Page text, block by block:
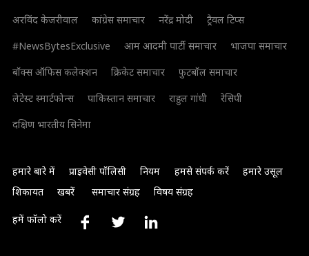
अरविंद केजरीवाल कांग्रेस समाचार नरेंद्र मोदी
ट्रैवल टिप्स
#NewsBytesExclusive
आम आदमी पार्टी समाचार
भाजपा समाचार
बॉक्स ऑफिस कलेक्शन
क्रिकेट समाचार
फुटबॉल समाचार
लेटेस्ट स्मार्टफोन्स
पाकिस्तान समाचार राहुल गांधी
रेसिपी
दक्षिण भारतीय सिनेमा
हमारे बारे में प्राइवेसी पॉलिसी नियम हमसे संपर्क करें
हमारे उसूल
शिकायत
खबरें समाचार संग्रह विषय संग्रह
हमें फॉलो करें